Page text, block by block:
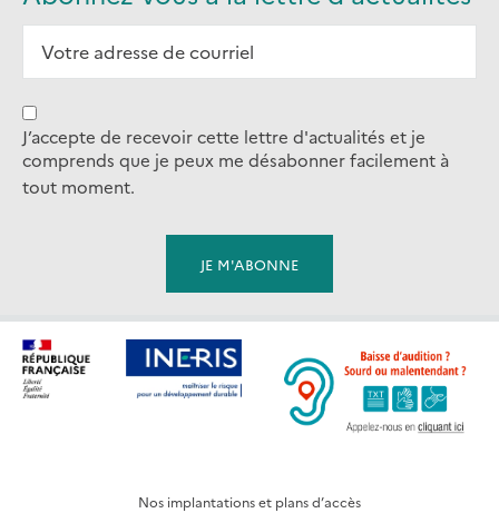
J’accepte de recevoir cette lettre d'actualités et je
comprends que je peux me désabonner facilement à
tout moment.
Nos implantations et plans d’accès